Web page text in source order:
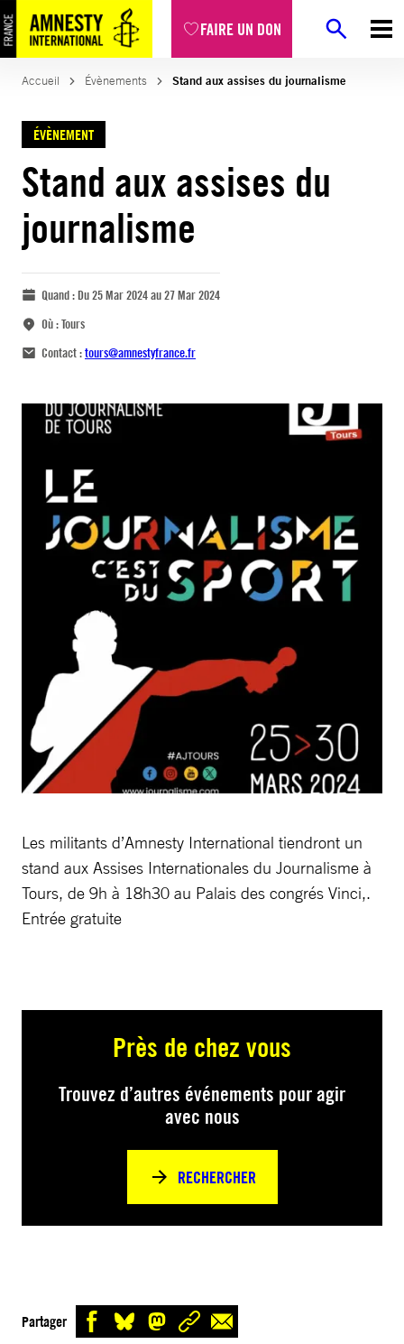
FAIRE UN DON
Accueil Évènements Stand aux assises du journalisme
ÉVÈNEMENT
Stand aux assises du
journalisme
Quand :Du 25 Mar 2024 au 27 Mar 2024
Où :Tours
Contact :tours@amnestyfrance.fr
Les militants d’Amnesty International tiendront un
stand aux Assises Internationales du Journalisme à
Tours, de 9h à 18h30 au Palais des congrés Vinci,.
Entrée gratuite
Près de chez vous
Trouvez d’autres événements pour agir
avec nous
RECHERCHER
Partager